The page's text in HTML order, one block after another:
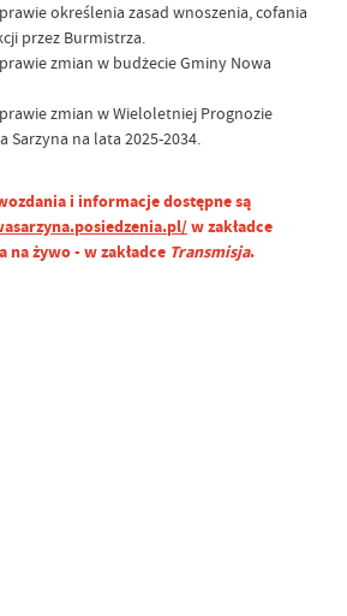
określenia zasad wnoszenia, cofania
przez Burmistrza.
zmian w budżecie Gminy Nowa
zmian w Wieloletniej Prognozie
Sarzyna na lata 2025-2034.
i informacje dostępne są
w zakładce
na żywo - w zakładce Transmisja.